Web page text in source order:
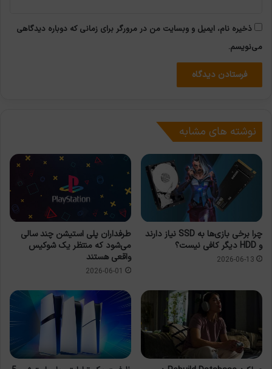
ذخیره نام، ایمیل و وبسایت من در مرورگر برای زمانی که دوباره دیدگاهی
می‌نویسم.
نوشته های مشابه
چرا برخی بازی‌ها به SSD نیاز دارند
و HDD دیگر کافی نیست؟
2026-06-13
طرفداران پلی استیشن چند سالی
می‌شود که منتظر یک شوکیس
واقعی هستند
2026-06-01